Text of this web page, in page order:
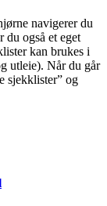
navigerer du
også et eget
kan brukes i
utleie). Når du går
sjekklister” og